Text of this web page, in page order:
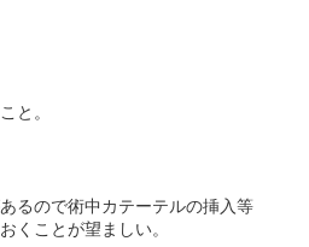
と。
るので術中カテーテルの挿入等
くことが望ましい。